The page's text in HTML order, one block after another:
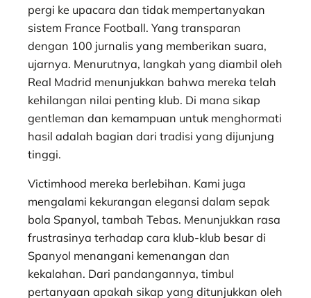
pergi ke upacara dan tidak mempertanyakan
sistem France Football. Yang transparan
dengan 100 jurnalis yang memberikan suara,
ujarnya. Menurutnya, langkah yang diambil oleh
Real Madrid menunjukkan bahwa mereka telah
kehilangan nilai penting klub. Di mana sikap
gentleman dan kemampuan untuk menghormati
hasil adalah bagian dari tradisi yang dijunjung
tinggi.
Victimhood mereka berlebihan. Kami juga
mengalami kekurangan elegansi dalam sepak
bola Spanyol, tambah Tebas. Menunjukkan rasa
frustrasinya terhadap cara klub-klub besar di
Spanyol menangani kemenangan dan
kekalahan. Dari pandangannya, timbul
pertanyaan apakah sikap yang ditunjukkan oleh